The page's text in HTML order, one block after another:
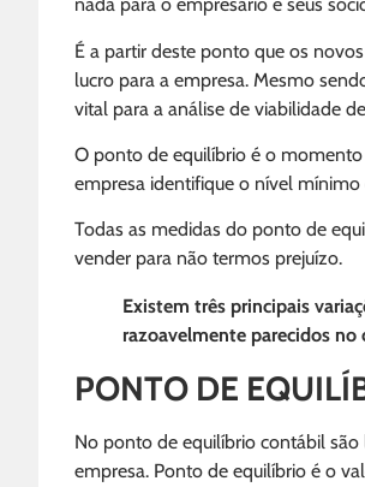
É a partir deste ponto que os
lucro para a empresa. Mesmo
vital para a análise de viabilidade
O ponto de equilíbrio é o
empresa identifique o nível
Todas as medidas do ponto de
vender para não termos prejuízo.
Existem três principais
razoavelmente parecidos
PONTO DE
No ponto de equilíbrio contábil
empresa. Ponto de equilíbrio é o